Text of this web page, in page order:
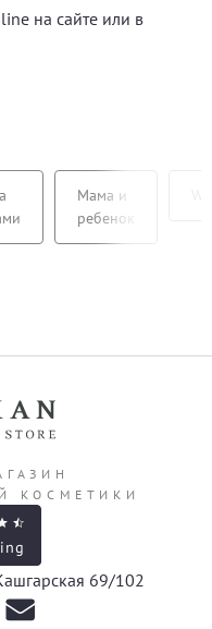
на сайте или в
Мама и
ребенок
КОСМЕТИКИ
69/102